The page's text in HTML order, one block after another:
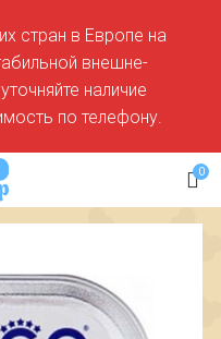
0
стран в Европе на
внешне-
наличие
по телефону.